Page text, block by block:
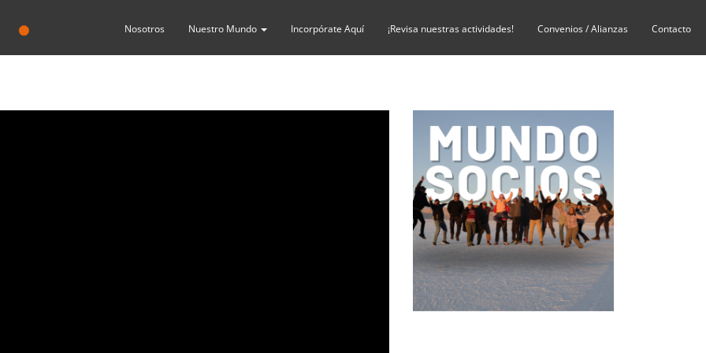
Nosotros Nuestro Mundo Incorpórate Aquí ¡Revisa nuestras actividades! Convenios / Alianzas Contacto